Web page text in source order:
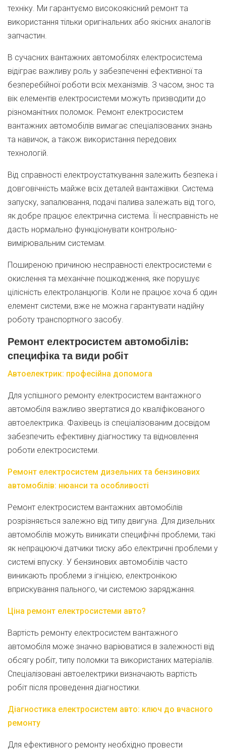
техніку. Ми гарантуємо високоякісний ремонт та
використання тільки оригінальних або якісних аналогів
запчастин.
В сучасних вантажних автомобілях електросистема
відіграє важливу роль у забезпеченні ефективної та
безперебійної роботи всіх механізмів. З часом, знос та
вік елементів електросистеми можуть призводити до
різноманітних поломок. Ремонт електросистем
вантажних автомобілів вимагає спеціалізованих знань
та навичок, а також використання передових
технологій.
Від справності електроустаткування залежить безпека і
довговічність майже всіх деталей вантажівки. Система
запуску, запалювання, подачі палива залежать від того,
як добре працює електрична система. Її несправність не
дасть нормально функціонувати контрольно-
вимірювальним системам.
Поширеною причиною несправності електросистеми є
окислення та механічне пошкодження, яке порушує
цілісність електроланцюгів. Коли не працює хоча б один
елемент системи, вже не можна гарантувати надійну
роботу транспортного засобу.
Ремонт електросистем автомобілів:
специфіка та види робіт
Автоелектрик: професійна допомога
Для успішного ремонту електросистем вантажного
автомобіля важливо звертатися до кваліфікованого
автоелектрика. Фахівець із спеціалізованим досвідом
забезпечить ефективну діагностику та відновлення
роботи електросистеми.
Ремонт електросистем дизельних та бензинових
автомобілів: нюанси та особливості
Ремонт електросистем вантажних автомобілів
розрізняється залежно від типу двигуна. Для дизельних
автомобілів можуть виникати специфічні проблеми, такі
як непрацюючі датчики тиску або електричні проблеми у
системі впуску. У бензинових автомобілів часто
виникають проблеми з ігніцією, електронікою
вприскування пального, чи системою заряджання.
Ціна ремонт електросистеми авто?
Вартість ремонту електросистем вантажного
автомобіля може значно варіюватися в залежності від
обсягу робіт, типу поломки та використаних матеріалів.
Спеціалізовані автоелектрики визначають вартість
робіт після проведення діагностики.
Діагностика електросистем авто: ключ до вчасного
ремонту
Для ефективного ремонту необхідно провести